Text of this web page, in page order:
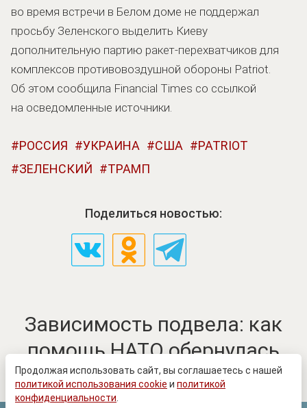
во время встречи в Белом доме не поддержал
просьбу Зеленского выделить Киеву
дополнительную партию ракет-перехватчиков для
комплексов противовоздушной обороны Patriot.
Об этом сообщила Financial Times со ссылкой
на осведомленные источники.
РОССИЯ УКРАИНА США
PATRIOT
ЗЕЛЕНСКИЙ
ТРАМП
Поделиться новостью:
Зависимость подвела: как
помощь НАТО обернулась
проблемой для Украины
Продолжая использовать сайт, вы соглашаетесь с нашей
политикой использования cookie и политикой
конфиденциальности